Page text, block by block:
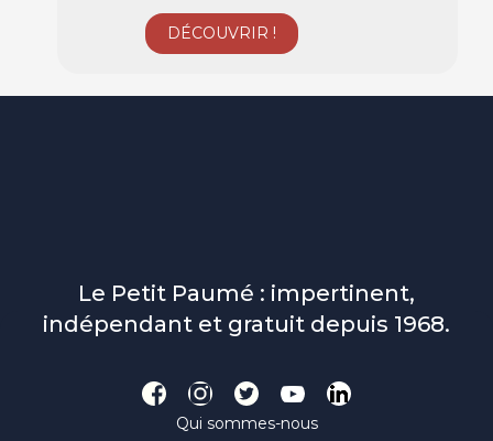
Le Petit Paumé : impertinent,
indépendant et gratuit depuis 1968.
Qui sommes-nous